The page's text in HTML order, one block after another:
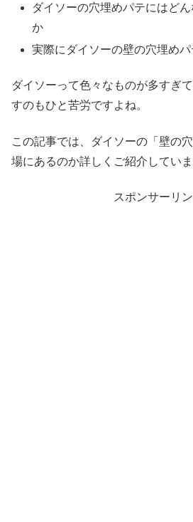
ダイソーの穴埋めパテにはど
か
実際にダイソーの壁の穴埋め
ダイソーって色々なものが多すぎ
すのもひと苦労ですよね。
この記事では、ダイソーの「壁の
場にあるのか詳しくご紹介していま
スポンサーリ